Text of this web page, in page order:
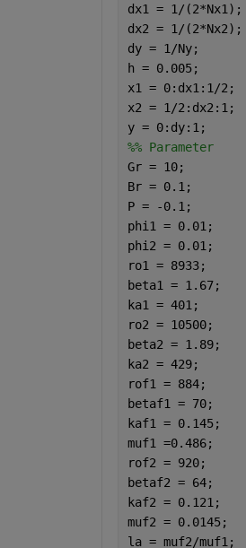
h = 0.005;
x1 = 0:dx1:1/2;
x2 = 1/2:dx2:1;
y = 0:dy:1;
%% Parameter
Gr = 10;
Br = 0.1;
P = -0.1;
phi1 = 0.01;
phi2 = 0.01;
la